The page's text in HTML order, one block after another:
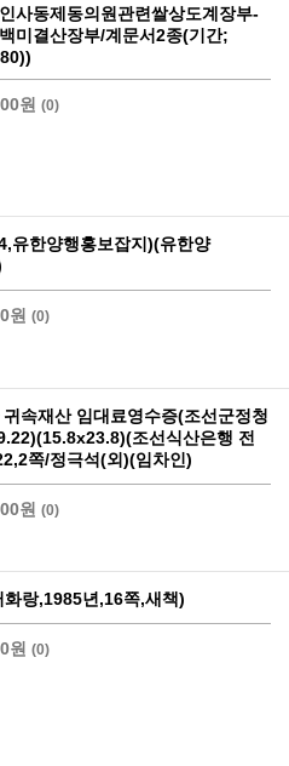
사동제동의원관련쌀상도계장부-
미결산장부/계문서2종(기간;
원 (0)
유한양행홍보잡지)(유한양
원 (0)
속재산 임대료영수증(조선군정청
조선식산은행 전
쪽/정극석(외)(임차인)
원 (0)
화랑,1985년,16쪽,새책)
원 (0)